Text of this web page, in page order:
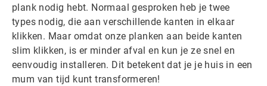
plank nodig hebt. Normaal gesproken heb je twee
types nodig, die aan verschillende kanten in elkaar
klikken. Maar omdat onze planken aan beide kanten
slim klikken, is er minder afval en kun je ze snel en
eenvoudig installeren. Dit betekent dat je je huis in een
mum van tijd kunt transformeren!